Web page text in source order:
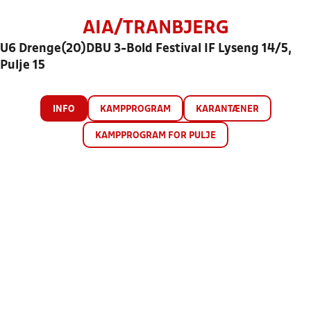
AIA/TRANBJERG
U6 Drenge(20)DBU 3-Bold Festival IF Lyseng 14/5,
Pulje 15
INFO KAMPPROGRAM KARANTÆNER
KAMPPROGRAM FOR PULJE